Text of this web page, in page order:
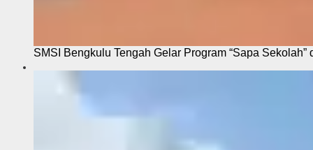
SMSI Bengkulu Tengah Gelar Program “Sapa